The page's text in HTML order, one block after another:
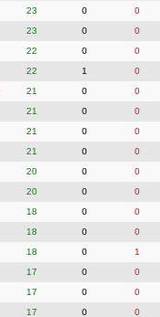
23 0
0
23 0
0
22 0
0
22 1
0
21 0
0
21 0
0
21 0
0
21 0
0
20 0
0
20 0
0
18 0
0
18 0
0
18 0
1
17 0
0
17 0
0
17 0 0